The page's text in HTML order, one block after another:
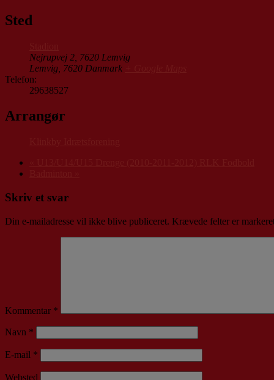
Sted
Nejrupvej 2, 7620 Lemvig
Lemvig 7620 Danmark
Telefon:
29638527
Arrangør
Skriv et svar
Din e-mailadresse vil ikke blive publiceret. Krævede felter er
Kommentar *
Navn *
E-mail *
Websted